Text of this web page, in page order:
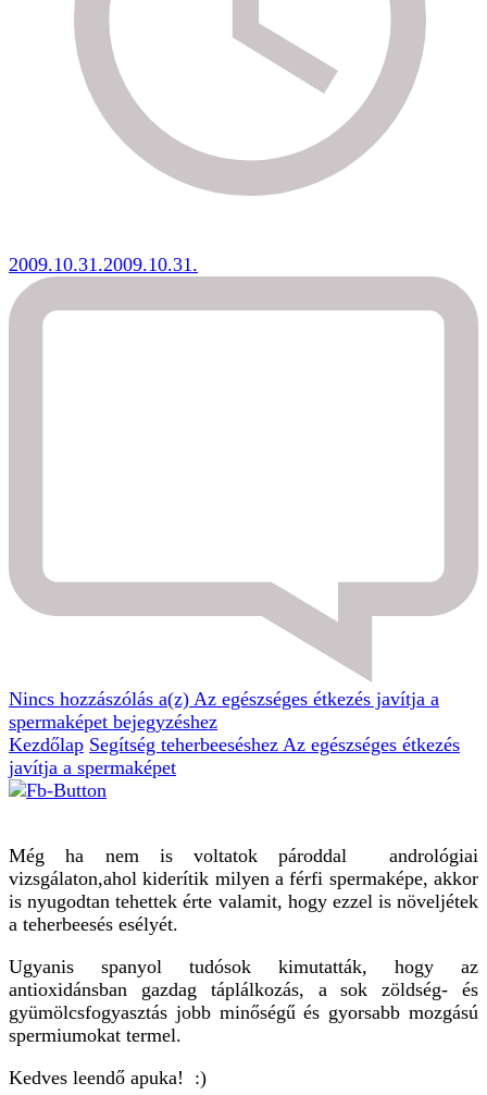
2009.10.31.2009.10.31.
Nincs hozzászólás a(z) Az egészséges étkezés javítja a
spermaképet bejegyzéshez
Kezdőlap Segítség teherbeeséshez Az egészséges étkezés
javítja a spermaképet
Még ha nem is voltatok pároddal andrológiai
vizsgálaton,ahol kiderítik milyen a férfi spermaképe, akkor
is nyugodtan tehettek érte valamit, hogy ezzel is növeljétek
a teherbeesés esélyét.
Ugyanis spanyol tudósok kimutatták, hogy az
antioxidánsban gazdag táplálkozás, a sok zöldség- és
gyümölcsfogyasztás jobb minőségű és gyorsabb mozgású
spermiumokat termel.
Kedves leendő apuka! :)